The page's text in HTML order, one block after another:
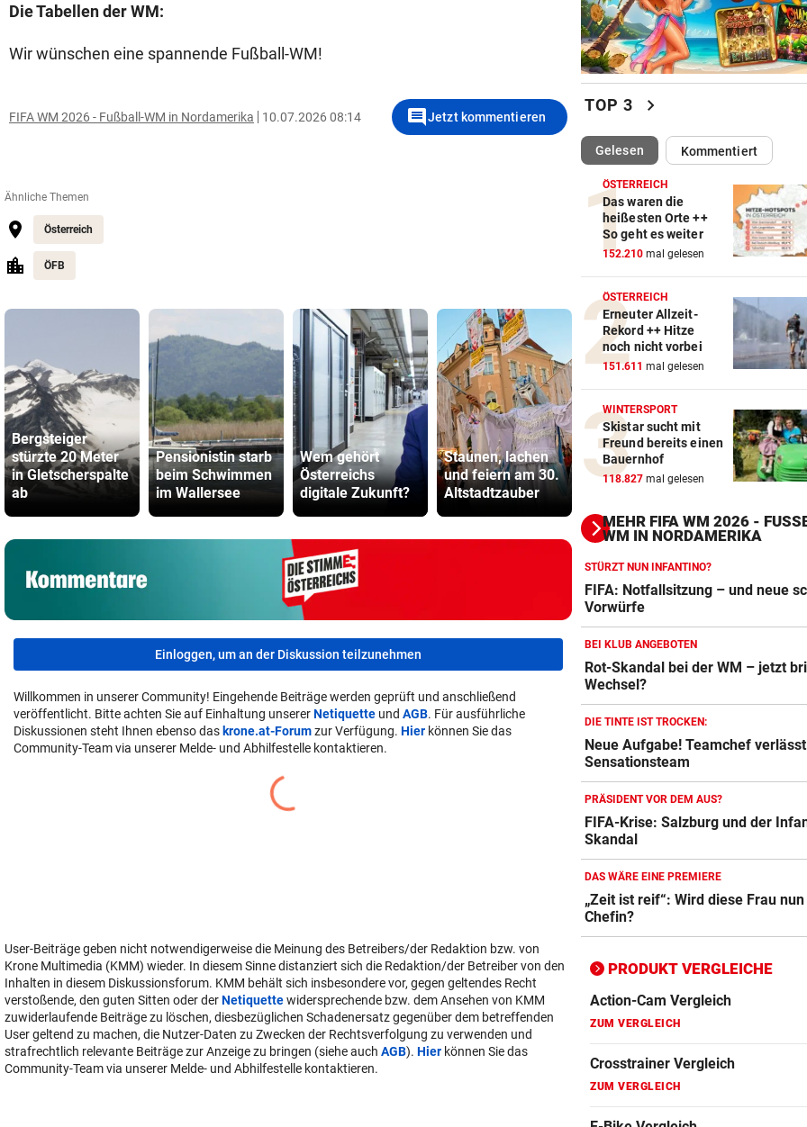
Die Tabellen der WM:
Wir wünschen eine spannende Fußball-WM!
FIFA WM 2026 - Fußball-WM in Nordamerika 10.07.2026 08:14 commentJetzt kommentieren
Ähnliche Themen
Österreich
ÖFB
Bergsteiger
stürzte 20 Meter
in Gletscherspalte
ab
Pensionistin starb
beim Schwimmen
im Wallersee
Wem gehört
Österreichs
digitale Zukunft?
Staunen, lachen
und feiern am 30.
Altstadtzauber
„Es fehlt das
Wasser, um
schwimmen zu
gegen
Einloggen, um an der Diskussion teilzunehmen
Willkommen in unserer Community! Eingehende Beiträge werden geprüft und anschließend
veröffentlicht. Bitte achten Sie auf Einhaltung unsererNetiquette und AGB. Für ausführliche
Diskussionen steht Ihnen ebenso das krone.at-Forumzur Verfügung. Hier können Sie das
Community-Team via unserer Melde- und Abhilfestelle kontaktieren.
User-Beiträge geben nicht notwendigerweise die Meinung des Betreibers/der Redaktion bzw. von
Krone Multimedia (KMM) wieder. In diesem Sinne distanziert sich die Redaktion/der Betreiber von den
Inhalten in diesem Diskussionsforum. KMM behält sich insbesondere vor, gegen geltendes Recht
verstoßende, den guten Sitten oder derNetiquettewidersprechende bzw. dem Ansehen von KMM
zuwiderlaufende Beiträge zu löschen, diesbezüglichen Schadenersatz gegenüber dem betreffenden
User geltend zu machen, die Nutzer-Daten zu Zwecken der Rechtsverfolgung zu verwenden und
strafrechtlich relevante Beiträge zur Anzeige zu bringen (siehe auch AGB). Hier können Sie das
Community-Team via unserer Melde- und Abhilfestelle kontaktieren.
TOP 3 chevron_right
Gelesen(ausgewählt)Kommentiert
ÖSTERREICH
Das waren die
heißesten Orte ++
So geht es weiter
152.210 mal gelesen
ÖSTERREICH
Erneuter Allzeit-
Rekord ++ Hitze
noch nicht vorbei
151.611 mal gelesen
WINTERSPORT
Skistar sucht mit
Freund bereits einen
Bauernhof
118.827 mal gelesen
MEHR FIFA WM 2026 -
M IN NORDAMERIKA
STÜRZT NUN INFANTINO?
FIFA: Notfallsitzung – und neue
Vorwürfe
BEI KLUB ANGEBOTEN
Rot-Skandal bei der WM – jetzt
Wechsel?
DIE TINTE IST TROCKEN:
Neue Aufgabe! Teamchef
Sensationsteam
PRÄSIDENT VOR DEM AUS?
FIFA-Krise: Salzburg und der
Skandal
DAS WÄRE EINE PREMIERE
„Zeit ist reif“: Wird diese Frau nun
Chefin?
PRODUKT VERGLEICHE
Action-Cam Vergleich
Crosstrainer Vergleich
E-Bike Vergleich
ZUM VERGLEICH
Elektro-Scooter Vergleich
ZUM VERGLEICH
Ergometer Vergleich
ZUM VERGLEICH
Fahrrad Test
ZUM VERGLEICH
Fahrradanhänger Vergleich
ZUM VERGLEICH